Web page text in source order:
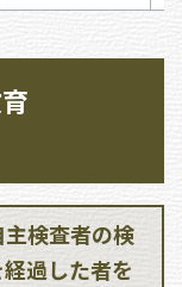
検査者の検
過した者を